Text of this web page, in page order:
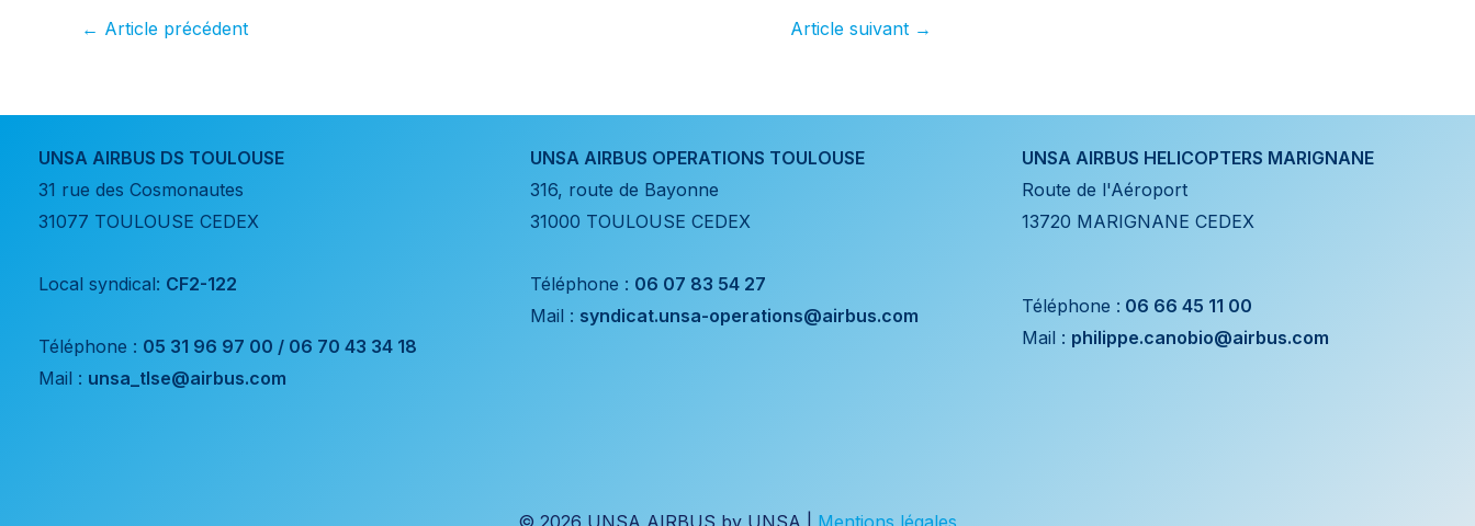
← Article précédent Article suivant →
UNSA AIRBUS DS TOULOUSE
31 rue des Cosmonautes
31077 TOULOUSE CEDEX
Local syndical: CF2-122
Téléphone : 05 31 96 97 00 / 06 70 43 34 18
Mail : unsa_tlse@airbus.com
UNSA AIRBUS OPERATIONS TOULOUSE
316, route de Bayonne
31000 TOULOUSE CEDEX
Téléphone : 06 07 83 54 27
Mail : syndicat.unsa-operations@airbus.com
UNSA AIRBUS HELICOPTERS MARIGNANE
Route de l'Aéroport
13720 MARIGNANE CEDEX
Téléphone : 06 66 45 11 00
Mail : philippe.canobio@airbus.com
© 2026 UNSA AIRBUS by UNSA | Mentions légales